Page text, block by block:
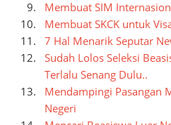
Membuat SIM
Membuat SKCK untuk
7 Hal Menarik Seputar
Sudah Lolos Seleksi
Terlalu Senang Dulu..
Mendampingi Pasangan
Negeri